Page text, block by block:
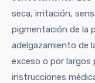
seca, irritación,
pigmentación de la
adelgazamiento de
exceso o por largos
instrucciones